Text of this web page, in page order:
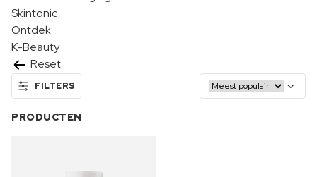
Skintonic
Ontdek
K-Beauty
Reset
FILTERS
PRODUCTEN